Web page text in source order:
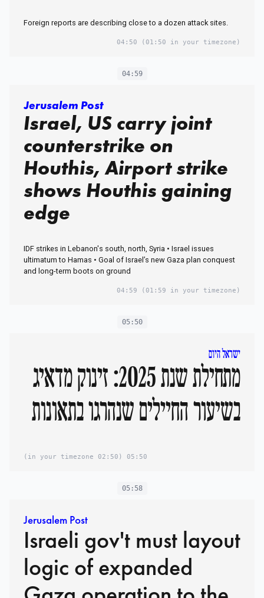
Foreign reports are describing close to a dozen attack sites.
04:50 (01:50 in your timezone)
04:59
Jerusalem Post
Israel, US carry joint
counterstrike on
Houthis, Airport strike
shows Houthis gaining
edge
IDF strikes in Lebanon's south, north, Syria • Israel issues
ultimatum to Hamas • Goal of Israel’s new Gaza plan conquest
and long-term boots on ground
04:59 (01:59 in your timezone)
05:50
ישראל היום
מתחילת שנת 2025: זינוק מדאיג
בשיעור החיילים שנהרגו בתאונות
05:50
(02:50 in your timezone)
05:58
Jerusalem Post
Israeli gov't must layout
logic of expanded